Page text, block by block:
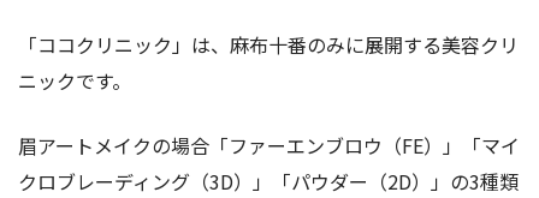
「ココクリニック」は、麻布十番のみに展開する美容クリ
ニックです。
眉アートメイクの場合「ファーエンブロウ（FE）」「マイ
クロブレーディング（3D）」「パウダー（2D）」 の3種類